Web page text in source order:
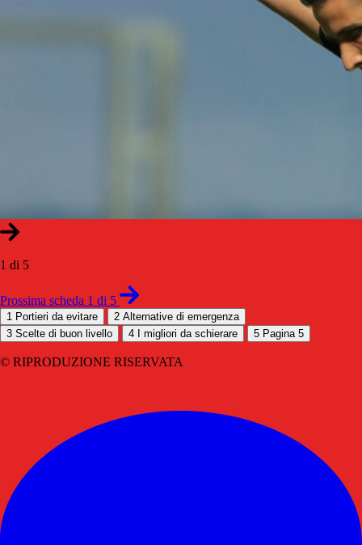
1 di 5
Prossima scheda 1 di 5
1 Portieri da evitare 2 Alternative di emergenza
3 Scelte di buon livello 4 I migliori da schierare 5 Pagina 5
© RIPRODUZIONE RISERVATA